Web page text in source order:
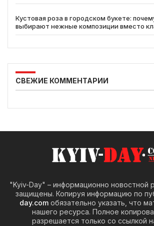
Кустовая роза в городском букете:
выбирают нежные композиции вместо
СВЕЖИЕ КОММЕНТАРИИ
"Kyiv-Day" – информационно новостной
защищены. Копируя информацию по
day.com обязательно указать, что
нашего ресурса. Полное
разрешается только со ссылкой